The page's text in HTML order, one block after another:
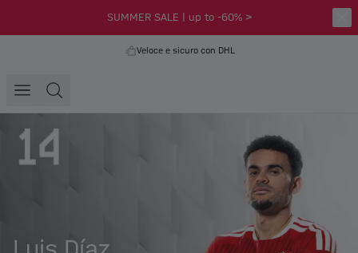
SUMMER SALE | up to -60% >
Veloce e sicuro con DHL